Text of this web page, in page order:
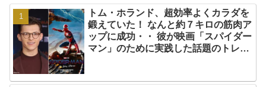
トム・ホランド、超効率よくカラダを
鍛えていた！ なんと約７キロの筋肉ア
ップに成功・・ 彼が映画「スパイダー
マン」のために実践した話題のトレー